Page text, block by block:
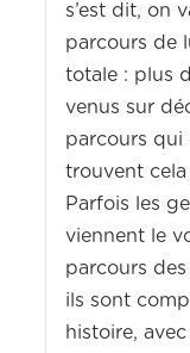
s’est dit, on
parcours de
totale : plus
venus sur
parcours qui
trouvent
Parfois les
viennent le
parcours
ils sont
histoire,